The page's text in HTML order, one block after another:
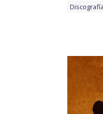
Discografía